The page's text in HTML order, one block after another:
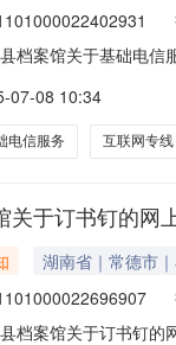
档案馆关于基础电信
县报价起止时间:-二
07-08 10:34
电信服务 互联网专线
关于订书钉的网
湖南省｜常德市
档案馆关于订书钉的